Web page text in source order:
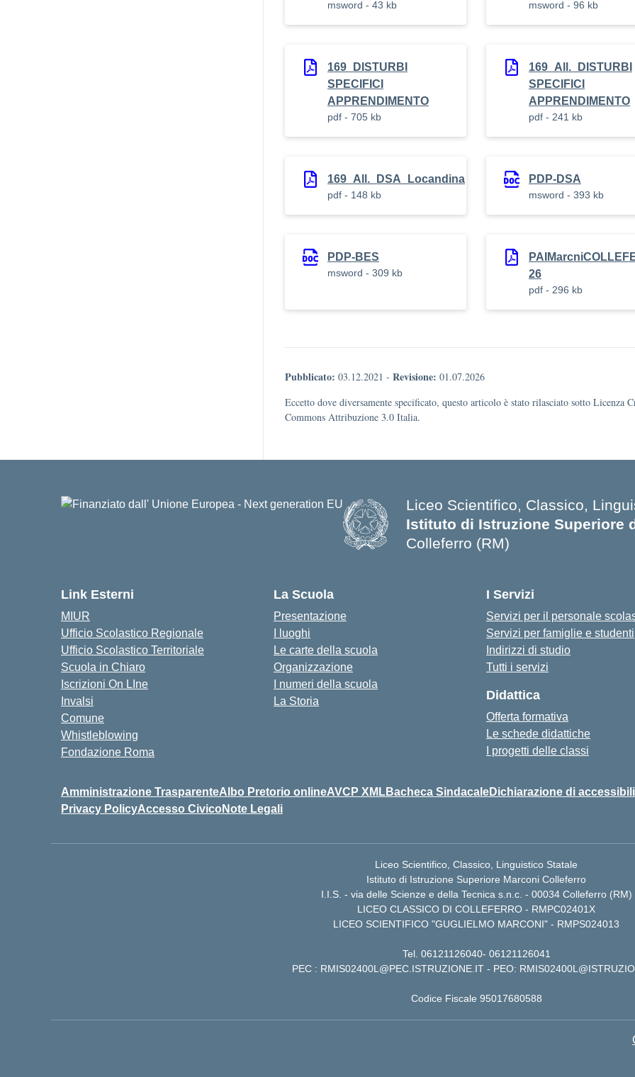
msword - 43 kb msword - 96 kb
169_DISTURBI
SPECIFICI
APPRENDIMENTO
pdf - 705 kb
169_All._DISTURBI
SPECIFICI
APPRENDIMENTO
pdf - 241 kb
169_All._DSA_Locandina
pdf - 148 kb
PDP-DSA
msword - 393 kb
PDP-BES
msword - 309 kb
26
pdf - 296 kb
Pubblicato: 03.12.2021 - Revisione: 01.07.2026
Eccetto dove diversamente specificato, questo articolo è stato rilasciato sotto Licenza
Commons Attribuzione 3.0 Italia.
Liceo Scientifico, Classico,
Istituto di Istruzione Superiore
Colleferro (RM)
Link Esterni
MIUR
Ufficio Scolastico Regionale
Ufficio Scolastico Territoriale
Scuola in Chiaro
Iscrizioni On LIne
Invalsi
Comune
Whistleblowing
Fondazione Roma
La Scuola
Presentazione
I luoghi
Le carte della scuola
Organizzazione
I numeri della scuola
La Storia
I Servizi
Servizi per il personale
Servizi per famiglie e studenti
Indirizzi di studio
Tutti i servizi
Didattica
Offerta formativa
Le schede didattiche
I progetti delle classi
Amministrazione TrasparenteAlbo Pretorio onlineAVCP XMLBacheca SindacaleDichiarazione di
Privacy PolicyAccesso Civico Note Legali
Liceo Scientifico, Classico, Linguistico Statale
Istituto di Istruzione Superiore Marconi Colleferro
I.I.S. - via delle Scienze e della Tecnica s.n.c. - 00034 Colleferro (RM)
LICEO CLASSICO DI COLLEFERRO - RMPC02401X
LICEO SCIENTIFICO "GUGLIELMO MARCONI" - RMPS024013
Tel. 06121126040- 06121126041
PEC : RMIS02400L@PEC.ISTRUZIONE.IT - PEO:
Codice Fiscale 95017680588